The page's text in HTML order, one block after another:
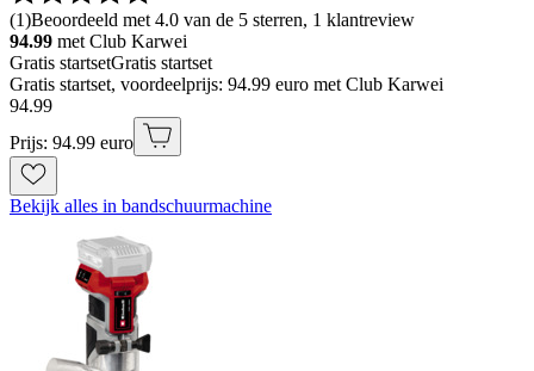
(1)Beoordeeld met 4.0 van de 5 sterren, 1 klantreview
94.99 met Club Karwei
Gratis startsetGratis startset
Gratis startset, voordeelprijs: 94.99 euro met Club Karwei
94.99
Prijs: 94.99 euro
Bekijk alles in bandschuurmachine